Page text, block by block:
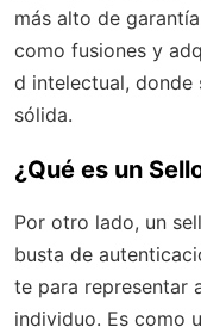
más alto de
como fusiones y
d intelectual, donde
sólida.
¿Qué es un
Por otro lado, un
busta de
te para representar
individuo. Es como